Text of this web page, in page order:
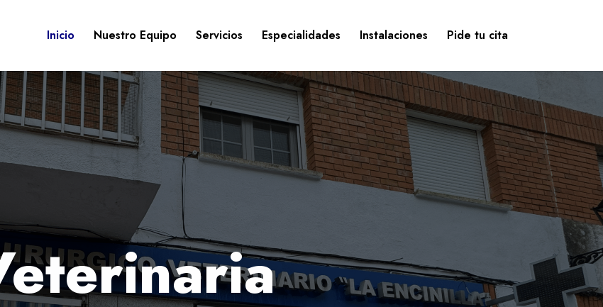
Inicio Nuestro Equipo Servicios Especialidades Instalaciones Pide tu cita